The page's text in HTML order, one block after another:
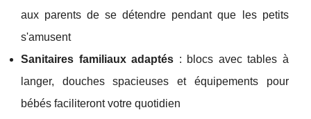
aux parents de se détendre pendant que les petits
s'amusent
Sanitaires familiaux adaptés : blocs avec tables à
langer, douches spacieuses et équipements pour
bébés faciliteront votre quotidien